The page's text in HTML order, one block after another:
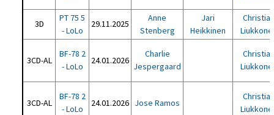
3D
PT 75 5
- LoLo
29.11.2025
Anne
Stenberg
Jari
Heikkinen
3CD-AL
BF-78 2
- LoLo
24.01.2026
Charlie
Jespergaard
3CD-AL
BF-78 2
- LoLo
24.01.2026 Jose Ramos